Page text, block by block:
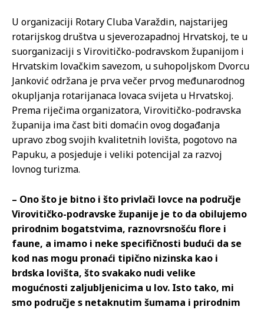
U organizaciji Rotary Cluba Varaždin, najstarijeg
rotarijskog društva u sjeverozapadnoj Hrvatskoj, te u
suorganizaciji s Virovitičko-podravskom županijom i
Hrvatskim lovačkim savezom, u suhopoljskom Dvorcu
Janković održana je prva večer prvog međunarodnog
okupljanja rotarijanaca lovaca svijeta u Hrvatskoj.
Prema riječima organizatora, Virovitičko-podravska
županija ima čast biti domaćin ovog događanja
upravo zbog svojih kvalitetnih lovišta, pogotovo na
Papuku, a posjeduje i veliki potencijal za razvoj
lovnog turizma.
– Ono što je bitno i što privlači lovce na područje
Virovitičko-podravske županije je to da obilujemo
prirodnim bogatstvima, raznovrsnošću flore i
faune, a imamo i neke specifičnosti budući da se
kod nas mogu pronaći tipično nizinska kao i
brdska lovišta, što svakako nudi velike
mogućnosti zaljubljenicima u lov. Isto tako, mi
smo područje s netaknutim šumama i prirodnim